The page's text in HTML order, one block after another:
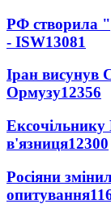
РФ створила
- ISW13081
Іран
Ормузу12356
в'язниця12300
Росіяни
опитування